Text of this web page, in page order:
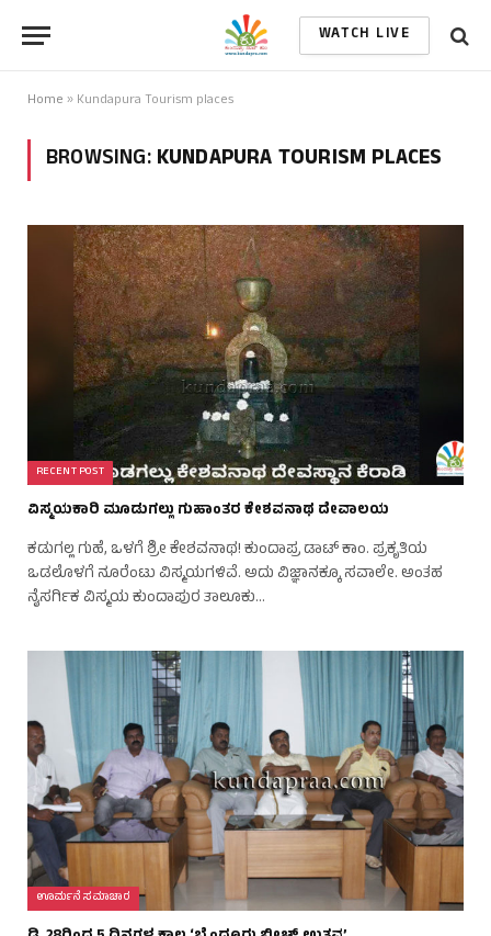
WATCH LIVE
Home » Kundapura Tourism places
BROWSING:KUNDAPURA TOURISM PLACES
RECENT POST
ವಿಸ್ಮಯಕಾರಿ ಮೂಡುಗಲ್ಲು ಗುಹಾಂತರ ಕೇಶವನಾಥ ದೇವಾಲಯ
ಕಡುಗಲ್ಲ ಗುಹೆ, ಒಳಗೆ ಶ್ರೀ ಕೇಶವನಾಥ! ಕುಂದಾಪ್ರ ಡಾಟ್ ಕಾಂ. ಪ್ರಕೃತಿಯ
ಒಡಲೊಳಗೆ ನೂರೆಂಟು ವಿಸ್ಮಯಗಳಿವೆ. ಅದು ವಿಜ್ಞಾನಕ್ಕೂ ಸವಾಲೇ. ಅಂತಹ
ನೈಸರ್ಗಿಕ ವಿಸ್ಮಯ ಕುಂದಾಪುರ ತಾಲೂಕು…
ಊರ್ಮನೆ ಸಮಾಚಾರ